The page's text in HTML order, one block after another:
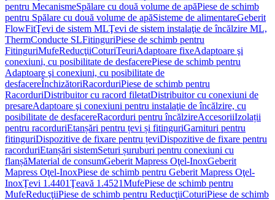
pentru MecanismeSpălare cu două volume de apăPiese de schimb
pentru Spălare cu două volume de apăSisteme de alimentareGeberit
FlowFitŢevi de sistem MLŢevi de sistem instalaţie de încălzire ML,
ThermConducte SLFitinguriPiese de schimb pentru
FitinguriMufeReducţiiCoturiTeuriAdaptoare fixeAdaptoare şi
conexiuni, cu posibilitate de desfacerePiese de schimb pentru
Adaptoare şi conexiuni, cu posibilitate de
desfacereÎnchizătoriRacorduriPiese de schimb pentru
RacorduriDistribuitor cu racord filetatDistribuitor cu conexiuni de
presareAdaptoare şi conexiuni pentru instalaţie de încălzire, cu
posibilitate de desfacereRacorduri pentru încălzireAccesoriiIzolații
pentru racorduriEtanșări pentru țevi și fitinguriGarnituri pentru
fitinguriDispozitive de fixare pentru țeviDispozitive de fixare pentru
racorduriEtanșări sistemSeturi șuruburi pentru conexiuni cu
flanșăMaterial de consumGeberit Mapress Oţel-InoxGeberit
Mapress Oţel-InoxPiese de schimb pentru Geberit Mapress Oţel-
InoxŢevi 1.4401Ţeavă 1.4521MufePiese de schimb pentru
MufeReducţiiPiese de schimb pentru ReducţiiCoturiPiese de schimb